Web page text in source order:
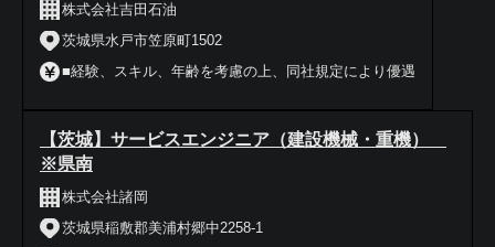
株式会社吉田石油
茨城県水戸市笠原町1502
■経験、スキル、年齢を考慮の上、同社規定により優遇
【茨城】サービスエンジニア（建設機械・重機）
※県南
株式会社諸岡
茨城県稲敷郡美浦村郷中2258-1